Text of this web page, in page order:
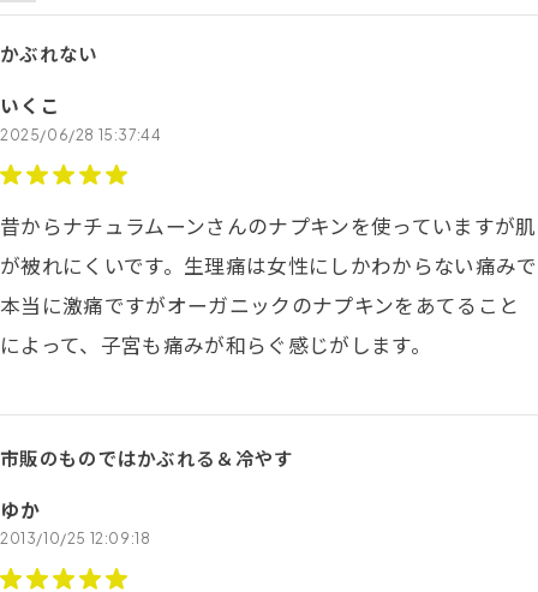
かぶれない
いくこ
2025/06/28 15:37:44
昔からナチュラムーンさんのナプキンを使っていますが肌
が被れにくいです。生理痛は女性にしかわからない痛みで
本当に激痛ですがオーガニックのナプキンをあてること
によって、子宮も痛みが和らぐ感じがします。
市販のものではかぶれる＆冷やす
ゆか
2013/10/25 12:09:18